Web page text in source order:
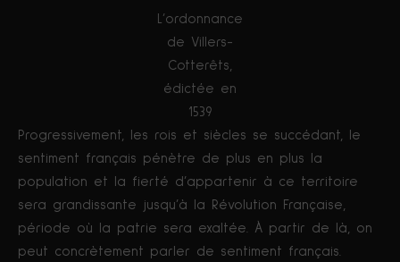
L’ordonnance
de Villers-
Cotterêts,
édictée en
1539
Progressivement, les rois et siècles se succédant, le
sentiment français pénètre de plus en plus la
population et la fierté d’appartenir à ce territoire
sera grandissante jusqu’à la Révolution Française,
période où la patrie sera exaltée. À partir de là, on
peut concrètement parler de sentiment français.